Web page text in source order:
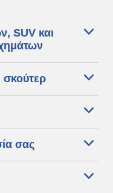
SUV και
σκούτερ
σας